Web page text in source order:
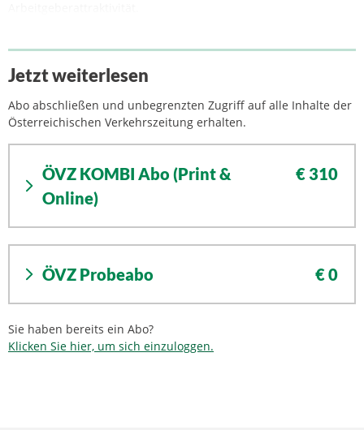
Jetzt weiterlesen
Abo abschließen und unbegrenzten Zugriff auf alle Inhalte der
Österreichischen Verkehrszeitung erhalten.
ÖVZ KOMBI Abo (Print &
Online)
€ 310
ÖVZ Probeabo € 0
Sie haben bereits ein Abo?
Klicken Sie hier, um sich einzuloggen.